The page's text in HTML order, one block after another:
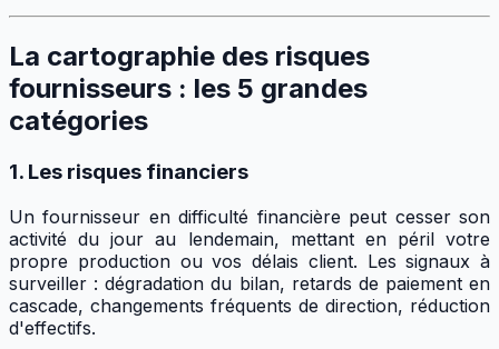
La cartographie des risques
fournisseurs : les 5 grandes
catégories
1. Les risques financiers
Un fournisseur en difficulté financière peut cesser son
activité du jour au lendemain, mettant en péril votre
propre production ou vos délais client. Les signaux à
surveiller : dégradation du bilan, retards de paiement en
cascade, changements fréquents de direction, réduction
d'effectifs.